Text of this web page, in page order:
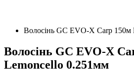
Волосінь GC EVO-X Carp
Волосінь GC EVO-X
Lemoncello 0.251мм